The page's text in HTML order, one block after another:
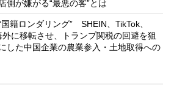
側が嫌がる“最悪の客”とは
籍ロンダリング” SHEIN、TikTok、
に移転させ、トランプ関税の回避を狙
した中国企業の農業参入・土地取得への